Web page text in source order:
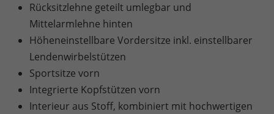
Rücksitzlehne geteilt umlegbar und
Mittelarmlehne hinten
Höheneinstellbare Vordersitze inkl. einstellbarer
Lendenwirbelstützen
Sportsitze vorn
Integrierte Kopfstützen vorn
Interieur aus Stoff, kombiniert mit hochwertigen